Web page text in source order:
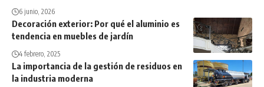
6 junio, 2026
Decoración exterior: Por qué el aluminio es
tendencia en muebles de jardín
4 febrero, 2025
La importancia de la gestión de residuos en
la industria moderna